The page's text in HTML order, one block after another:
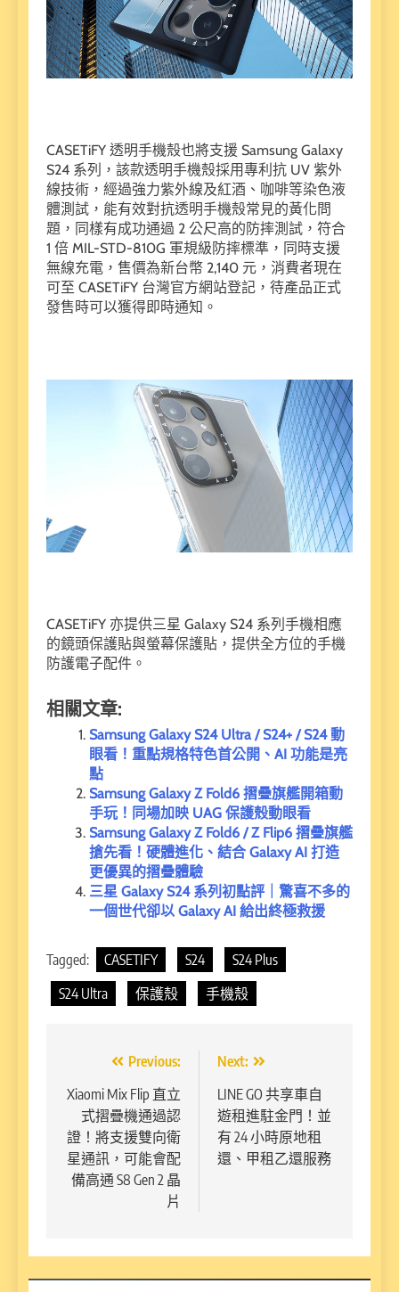
CASETiFY 透明手機殼也將支援 Samsung Galaxy
S24 系列，該款透明手機殼採用專利抗 UV 紫外
線技術，經過強力紫外線及紅酒、咖啡等染色液
體測試，能有效對抗透明手機殼常見的黃化問
題，同樣有成功通過 2 公尺高的防摔測試，符合
1 倍 MIL-STD-810G 軍規級防摔標準，同時支援
無線充電，售價為新台幣 2,140 元，消費者現在
可至 CASETiFY 台灣官方網站登記，待產品正式
發售時可以獲得即時通知。
CASETiFY 亦提供三星 Galaxy S24 系列手機相應
的鏡頭保護貼與螢幕保護貼，提供全方位的手機
防護電子配件。
相關文章:
Samsung Galaxy S24 Ultra / S24+ / S24 動
眼看！重點規格特色首公開、AI 功能是亮
點
Samsung Galaxy Z Fold6 摺疊旗艦開箱動
手玩！同場加映 UAG 保護殼動眼看
Samsung Galaxy Z Fold6 / Z Flip6 摺疊旗艦
搶先看！硬體進化、結合 Galaxy AI 打造
更優異的摺疊體驗
三星 Galaxy S24 系列初點評｜驚喜不多的
一個世代卻以 Galaxy AI 給出終極救援
Tagged: CASETIFY S24
S24 Plus
S24 Ultra
保護殼 手機殼
章
導
覽
Previous:
Xiaomi Mix Flip 直立
式摺疊機通過認
證！將支援雙向衛
星通訊，可能會配
備高通 S8 Gen 2 晶
片
Next:
LINE GO 共享車自
遊租進駐金門！並
有 24 小時原地租
還、甲租乙還服務